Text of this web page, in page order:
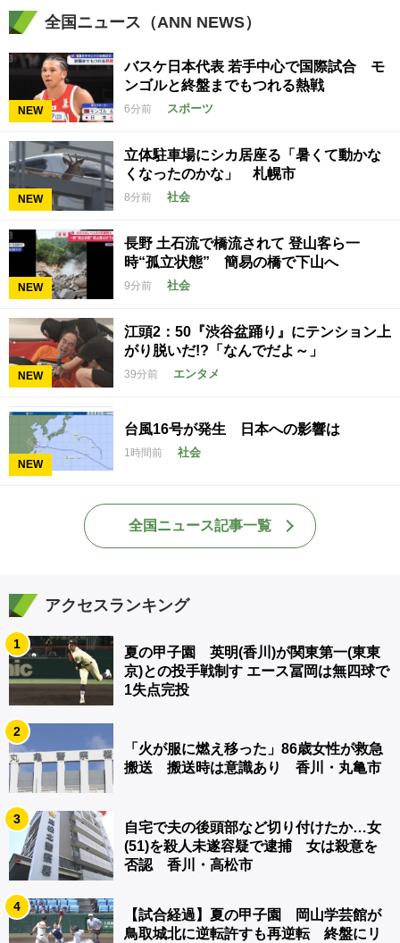
全国ニュース（ANN NEWS）
NEW
バスケ日本代表 若手中心で国際試合 モ
ンゴルと終盤までもつれる熱戦
6分前 スポーツ
NEW
立体駐車場にシカ居座る「暑くて動かな
くなったのかな」 札幌市
8分前 社会
NEW
長野 土石流で橋流されて 登山客ら一
時“孤立状態” 簡易の橋で下山へ
9分前 社会
NEW
江頭2：50『渋谷盆踊り』にテンション上
がり脱いだ!?「なんでだよ～」
39分前 エンタメ
NEW
台風16号が発生 日本への影響は
1時間前 社会
全国ニュース記事一覧
アクセスランキング
1
夏の甲子園 英明(香川)が関東第一(東東
京)との投手戦制す エース冨岡は無四球で
1失点完投
2
「火が服に燃え移った」86歳女性が救急
搬送 搬送時は意識あり 香川・丸亀市
3
自宅で夫の後頭部など切り付けたか…女
(51)を殺人未遂容疑で逮捕 女は殺意を
否認 香川・高松市
4
【試合経過】夏の甲子園 岡山学芸館が
鳥取城北に逆転許すも再逆転 終盤にリ